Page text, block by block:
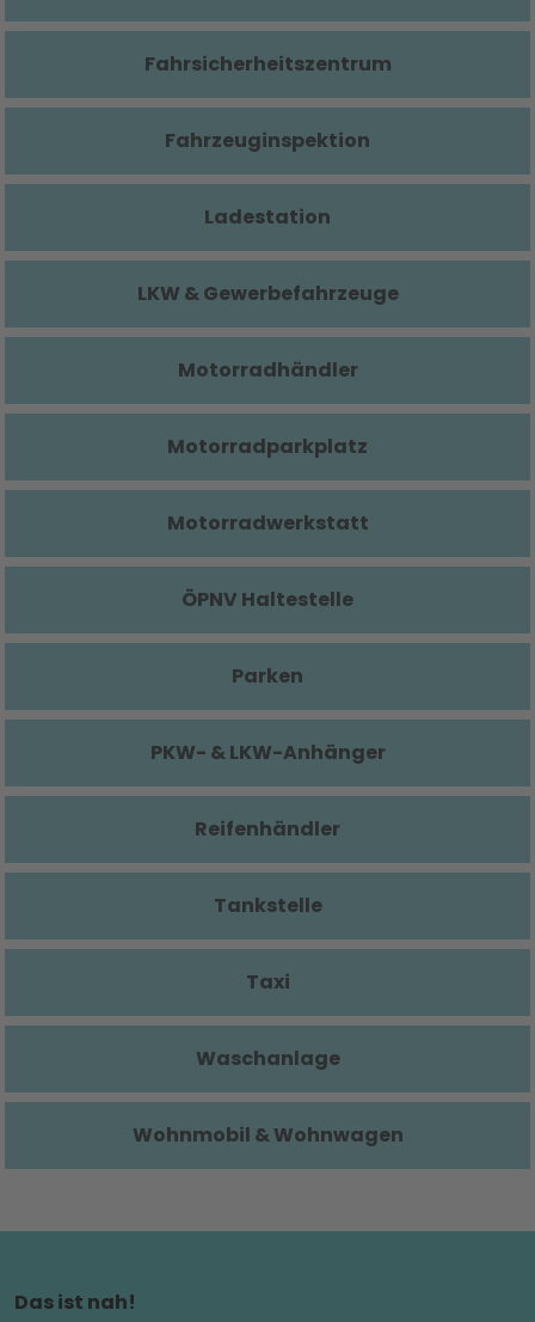
Fahrsicherheitszentrum
Fahrzeuginspektion
Ladestation
LKW & Gewerbefahrzeuge
Motorradhändler
Motorradparkplatz
Motorradwerkstatt
ÖPNV Haltestelle
Parken
PKW- & LKW-Anhänger
Reifenhändler
Tankstelle
Taxi
Waschanlage
Wohnmobil & Wohnwagen
Das ist nah!